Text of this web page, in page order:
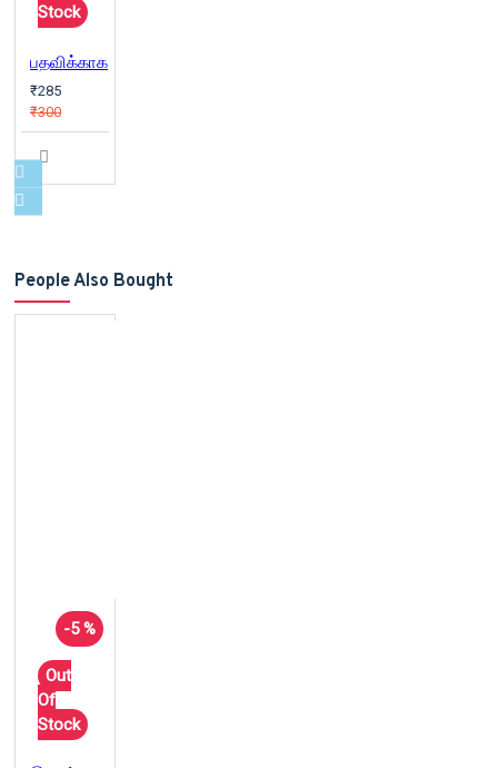
Stock
பதவிக்காக
₹285
₹300
People Also Bought
-5 %
Out
Of
Stock